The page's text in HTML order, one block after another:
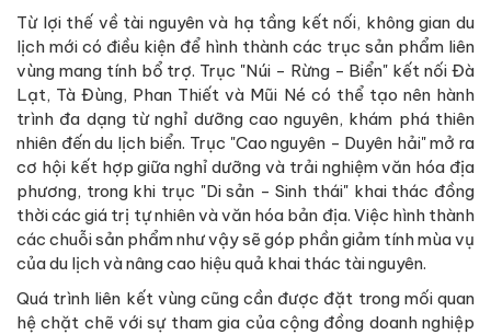
Từ lợi thế về tài nguyên và hạ tầng kết nối, không gian du
lịch mới có điều kiện để hình thành các trục sản phẩm liên
vùng mang tính bổ trợ. Trục "Núi - Rừng - Biển" kết nối Đà
Lạt, Tà Đùng, Phan Thiết và Mũi Né có thể tạo nên hành
trình đa dạng từ nghỉ dưỡng cao nguyên, khám phá thiên
nhiên đến du lịch biển. Trục "Cao nguyên - Duyên hải" mở ra
cơ hội kết hợp giữa nghỉ dưỡng và trải nghiệm văn hóa địa
phương, trong khi trục "Di sản - Sinh thái" khai thác đồng
thời các giá trị tự nhiên và văn hóa bản địa. Việc hình thành
các chuỗi sản phẩm như vậy sẽ góp phần giảm tính mùa vụ
của du lịch và nâng cao hiệu quả khai thác tài nguyên.
Quá trình liên kết vùng cũng cần được đặt trong mối quan
hệ chặt chẽ với sự tham gia của cộng đồng doanh nghiệp